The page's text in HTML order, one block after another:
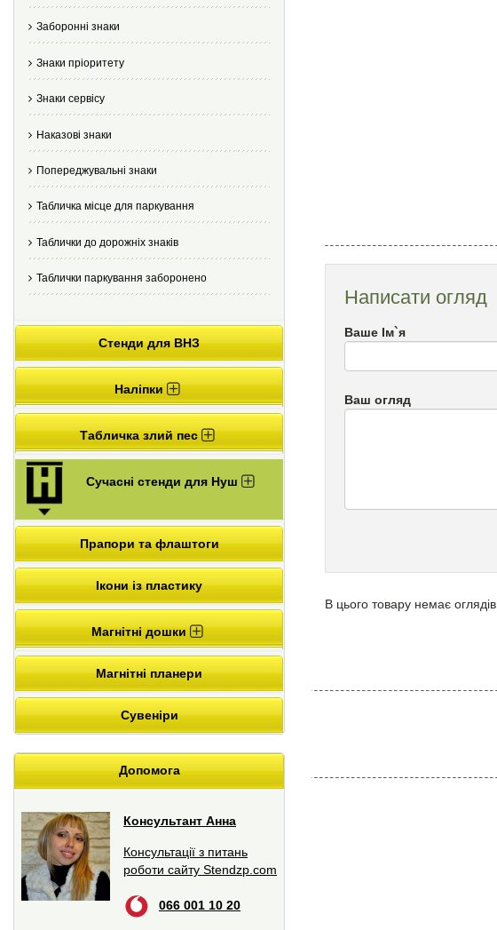
Заборонні знаки
Знаки пріоритету
Знаки сервісу
Наказові знаки
Попереджувальні знаки
Табличка місце для паркування
Таблички до дорожніх знаків
Таблички паркування заборонено
Стенди для ВНЗ
Наліпки
Табличка злий пес
Сучасні стенди для Нуш
Прапори та флаштоги
Ікони із пластику
Магнітні дошки
Магнітні планери
Сувеніри
Допомога
Консультант Анна
Консультації з питань
роботи сайту Stendzp.com
066 001 10 20
Написати огляд
Ваше Ім`я
Ваш огляд
В цього товару немає оглядів.